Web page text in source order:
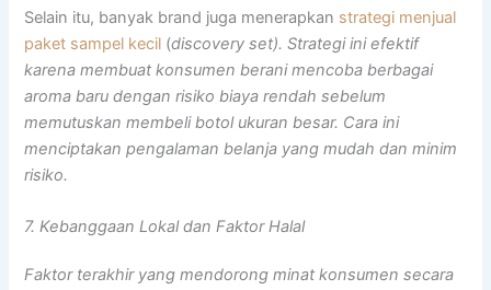
Selain itu, banyak brand juga menerapkan strategi menjual
paket sampel kecil (discovery set). Strategi ini efektif
karena membuat konsumen berani mencoba berbagai
aroma baru dengan risiko biaya rendah sebelum
memutuskan membeli botol ukuran besar. Cara ini
menciptakan pengalaman belanja yang mudah dan minim
risiko.
7. Kebanggaan Lokal dan Faktor Halal
Faktor terakhir yang mendorong minat konsumen secara